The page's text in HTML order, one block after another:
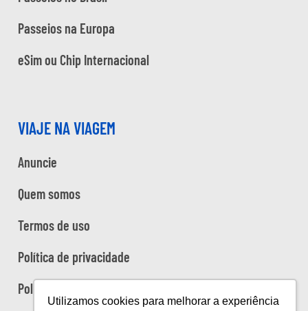
Utilizamos cookies para melhorar a experiência
Passeios na Europa
eSim ou Chip Internacional
VIAJE NA VIAGEM
Anuncie
Quem somos
Termos de uso
Política de privacidade
Política de cookies